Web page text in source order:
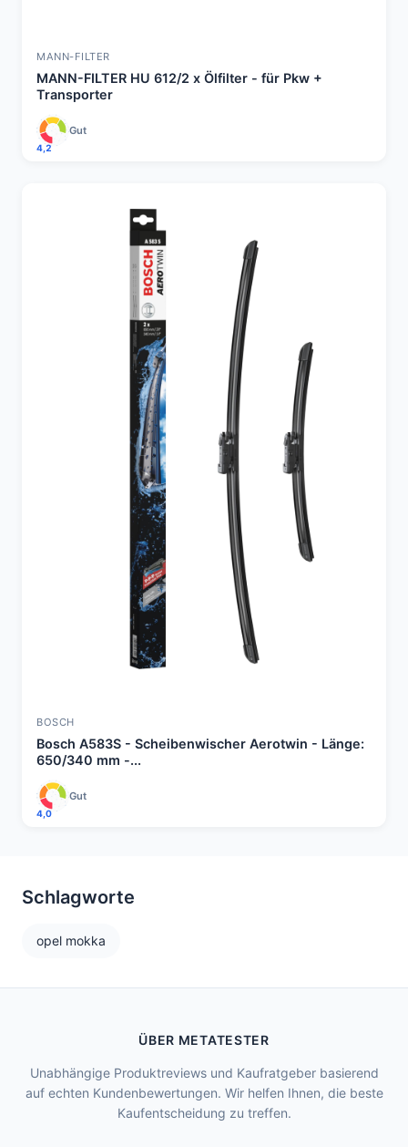
MANN-FILTER
MANN-FILTER HU 612/2 x Ölfilter - für Pkw +
Transporter
4,2
Gut
BOSCH
Bosch A583S - Scheibenwischer Aerotwin - Länge:
650/340 mm -...
4,0
Gut
Schlagworte
opel mokka
ÜBER METATESTER
Unabhängige Produktreviews und Kaufratgeber basierend
auf echten Kundenbewertungen. Wir helfen Ihnen, die beste
Kaufentscheidung zu treffen.